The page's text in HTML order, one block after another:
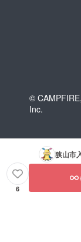
© CAMPFIRE,
Inc.
狭山市
6